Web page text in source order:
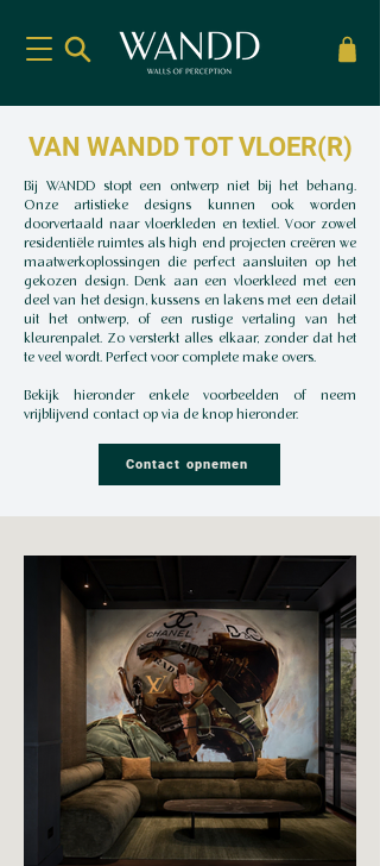
VAN WANDD TOT VLOER(R)
Bij WANDD stopt een ontwerp niet bij het behang.
Onze artistieke designs kunnen ook worden
doorvertaald naar vloerkleden en textiel. Voor zowel
residentiële ruimtes als high end projecten creëren we
maatwerkoplossingen die perfect aansluiten op het
gekozen design. Denk aan een vloerkleed met een
deel van het design, kussens en lakens met een detail
uit het ontwerp, of een rustige vertaling van het
kleurenpalet. Zo versterkt alles elkaar, zonder dat het
te veel wordt. Perfect voor complete make overs.
Bekijk hieronder enkele voorbeelden of neem
vrijblijvend contact op via de knop hieronder.
Contact opnemen